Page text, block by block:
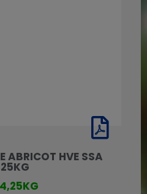
ABRICOT HVE SSA